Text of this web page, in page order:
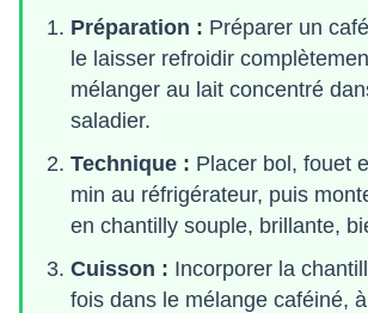
Préparation : Préparer un
le laisser refroidir
mélanger au lait concentré
saladier.
Technique : Placer bol, fouet
min au réfrigérateur, puis
en chantilly souple, brillante,
Cuisson : Incorporer la
fois dans le mélange caféiné,